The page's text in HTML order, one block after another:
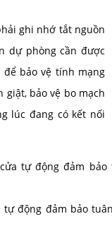
ghi nhớ tắt nguồn
dự phòng cần được
bảo vệ tính mạng
bảo vệ bo mạch
lúc đang có kết nối
động đảm bảo